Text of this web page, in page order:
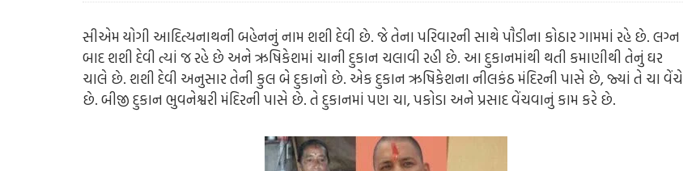
સીએમ યોગી આદિત્યનાથની બહેનનું નામ શશી દેવી છે. જે તેના પરિવારની સાથે પૌડીના કોઠાર ગામમાં રહે છે. લગ્ન
બાદ શશી દેવી ત્યાં જ રહે છે અને ઋષિકેશમાં ચાની દુકાન ચલાવી રહી છે. આ દુકાનમાંથી થતી કમાણીથી તેનું ઘર
ચાલે છે. શશી દેવી અનુસાર તેની કુલ બે દુકાનો છે. એક દુકાન ઋષિકેશના નીલકંઠ મંદિરની પાસે છે, જ્યાં તે ચા વેંચે
છે. બીજી દુકાન ભુવનેશ્વરી મંદિરની પાસે છે. તે દુકાનમાં પણ ચા, પકોડા અને પ્રસાદ વેંચવાનું કામ કરે છે.